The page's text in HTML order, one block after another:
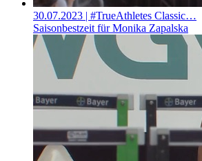
30.07.2023 | #TrueAthletes Classic…
Saisonbestzeit für Monika Zapalska